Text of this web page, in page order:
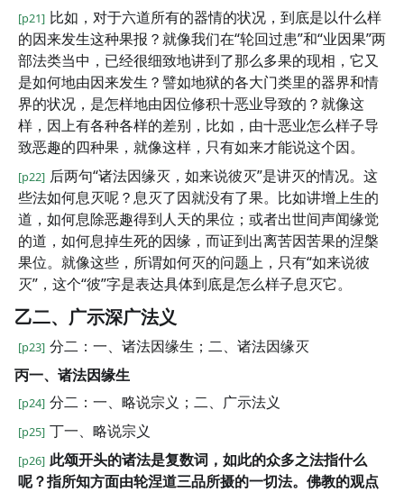
[p21] 比如，对于六道所有的器情的状况，到底是以什么样
的因来发生这种果报？就像我们在“轮回过患”和“业因果”两
部法类当中，已经很细致地讲到了那么多果的现相，它又
是如何地由因来发生？譬如地狱的各大门类里的器界和情
界的状况，是怎样地由因位修积十恶业导致的？就像这
样，因上有各种各样的差别，比如，由十恶业怎么样子导
致恶趣的四种果，就像这样，只有如来才能说这个因。
[p22] 后两句“诸法因缘灭，如来说彼灭”是讲灭的情况。这
些法如何息灭呢？息灭了因就没有了果。比如讲增上生的
道，如何息除恶趣得到人天的果位；或者出世间声闻缘觉
的道，如何息掉生死的因缘，而证到出离苦因苦果的涅槃
果位。就像这些，所谓如何灭的问题上，只有“如来说彼
灭”，这个“彼”字是表达具体到底是怎么样子息灭它。
乙二、广示深广法义
[p23] 分二：一、诸法因缘生；二、诸法因缘灭
丙一、诸法因缘生
[p24] 分二：一、略说宗义；二、广示法义
[p25] 丁一、略说宗义
[p26] 此颂开头的诸法是复数词，如此的众多之法指什么
呢？指所知方面由轮涅道三品所摄的一切法。佛教的观点